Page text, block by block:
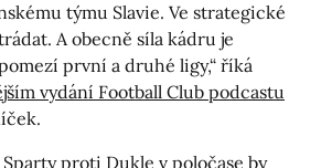
týmu Slavie. Ve strategické
A obecně síla kádru je
první a druhé ligy,“ říká
vydání Football Club podcastu
proti Dukle v poločase by